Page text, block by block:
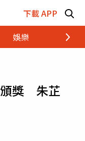
下載 APP
娛樂 財經
頒獎 朱芷